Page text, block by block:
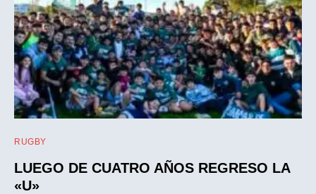
RUGBY
LUEGO DE CUATRO AÑOS REGRESO LA
«U»